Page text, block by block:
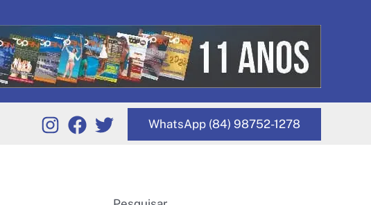
WhatsApp (84) 98752-1278